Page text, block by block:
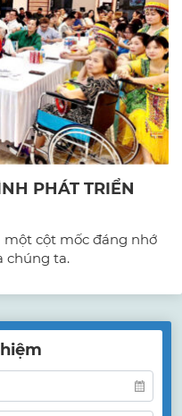
PHÁT TRIỂN
một cột mốc đáng nhớ
chúng ta.